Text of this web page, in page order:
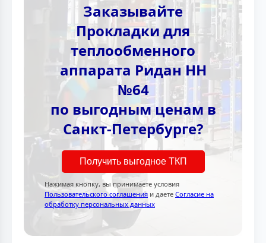
Заказывайте
Прокладки для
теплообменного
аппарата Ридан НН
№64
по выгодным ценам в
Санкт-Петербурге?
Получить выгодное ТКП
Нажимая кнопку, вы принимаете условия
Пользовательского соглашения и даете Согласие на
обработку персональных данных